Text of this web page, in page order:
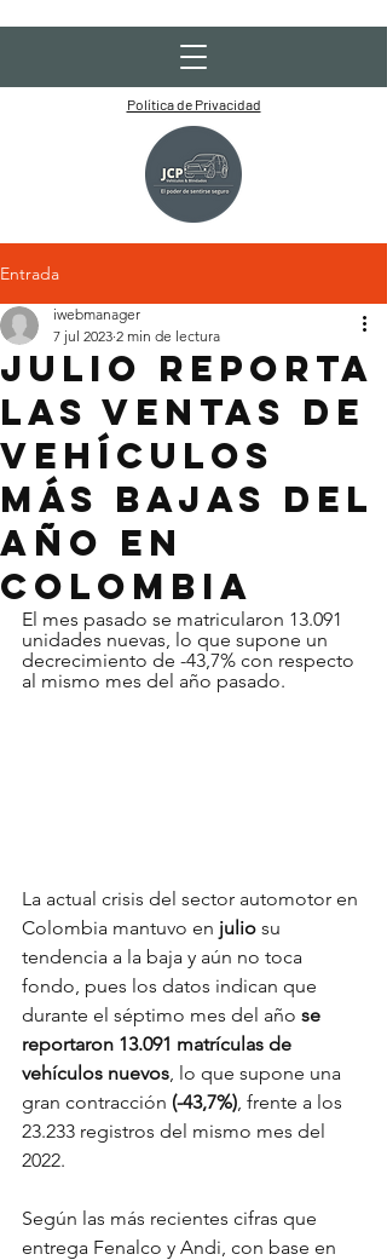
Política de Privacidad
Entrada
Julio reporta
las ventas de
vehículos
más bajas del
año en
Colombia
iwebmanager
7 jul 2023 2 min de lectura
El mes pasado se matricularon 13.091
unidades nuevas, lo que supone un
decrecimiento de -43,7% con respecto
al mismo mes del año pasado.
La actual crisis del sector automotor en
Colombia mantuvo en julio su
tendencia a la baja y aún no toca
fondo, pues los datos indican que
durante el séptimo mes del año se
reportaron 13.091 matrículas de
vehículos nuevos , lo que supone una
gran contracción (-43,7%) , frente a los
23.233 registros del mismo mes del
2022.
Según las más recientes cifras que
entrega Fenalco y Andi, con base en